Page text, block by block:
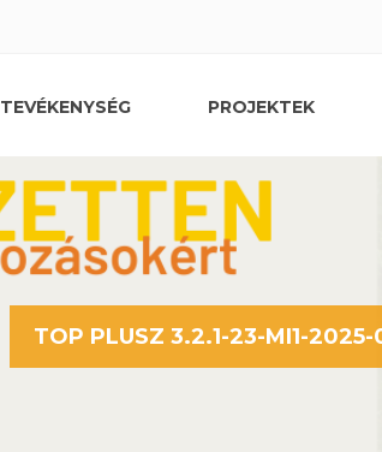
TEVÉKENYSÉG PROJEKTEK
TOP PLUSZ 3.2.1-23-MI1-